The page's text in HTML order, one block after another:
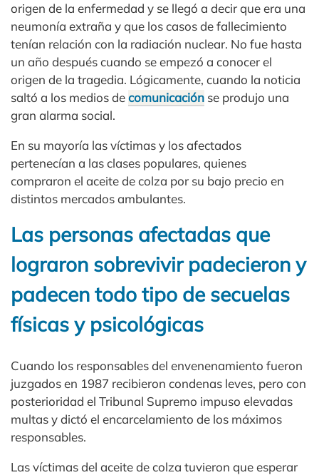
origen de la enfermedad y se llegó a decir que era una
neumonía extraña y que los casos de fallecimiento
tenían relación con la radiación nuclear. No fue hasta
un año después cuando se empezó a conocer el
origen de la tragedia. Lógicamente, cuando la noticia
saltó a los medios decomunicación se produjo una
gran alarma social.
En su mayoría las víctimas y los afectados
pertenecían a las clases populares, quienes
compraron el aceite de colza por su bajo precio en
distintos mercados ambulantes.
Las personas afectadas que
lograron sobrevivir padecieron y
padecen todo tipo de secuelas
físicas y psicológicas
Cuando los responsables del envenenamiento fueron
juzgados en 1987 recibieron condenas leves, pero con
posterioridad el Tribunal Supremo impuso elevadas
multas y dictó el encarcelamiento de los máximos
responsables.
Las víctimas del aceite de colza tuvieron que esperar